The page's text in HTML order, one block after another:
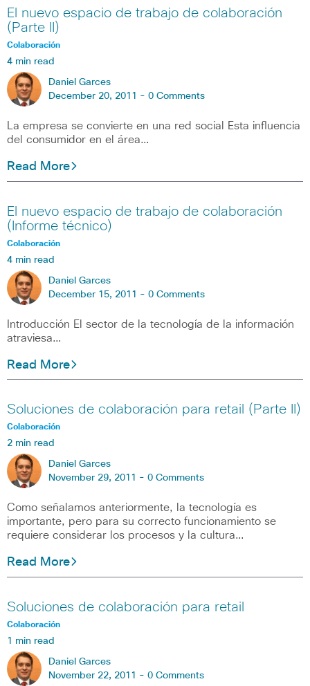
El nuevo espacio de trabajo de colaboración
(Parte II)
Colaboración
4 min read
Daniel Garces
December 20, 2011 - 0 Comments
La empresa se convierte en una red social Esta influencia
del consumidor en el área…
Read More
El nuevo espacio de trabajo de colaboración
(Informe técnico)
Colaboración
4 min read
Daniel Garces
December 15, 2011 - 0 Comments
Introducción El sector de la tecnología de la información
atraviesa…
Read More
Soluciones de colaboración para retail (Parte II)
Colaboración
2 min read
Daniel Garces
November 29, 2011 - 0 Comments
Como señalamos anteriormente, la tecnología es
importante, pero para su correcto funcionamiento se
requiere considerar los procesos y la cultura…
Read More
Soluciones de colaboración para retail
Colaboración
1 min read
Daniel Garces
November 22, 2011 - 0 Comments